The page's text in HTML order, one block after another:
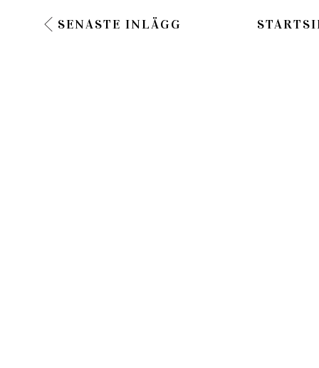
SENASTE INLÄGG